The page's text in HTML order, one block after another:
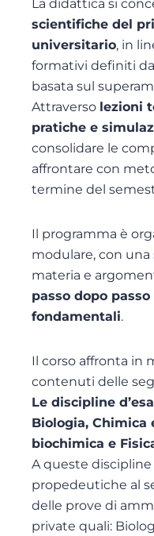
La didattica si
scientifiche del
universitario, in
formativi definiti
basata sul
Attraverso lezioni
pratiche e
consolidare le
affrontare con
termine del
Il programma è
modulare, con
materia e
passo dopo
fondamentali.
Il corso affronta in
contenuti delle
Le discipline
Biologia, Chimica
biochimica e
A queste
propedeutiche al
delle prove di
private quali: